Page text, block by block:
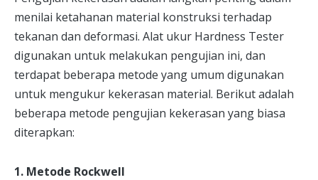
menilai ketahanan material konstruksi terhadap
tekanan dan deformasi. Alat ukur Hardness Tester
digunakan untuk melakukan pengujian ini, dan
terdapat beberapa metode yang umum digunakan
untuk mengukur kekerasan material. Berikut adalah
beberapa metode pengujian kekerasan yang biasa
diterapkan:
1. Metode Rockwell